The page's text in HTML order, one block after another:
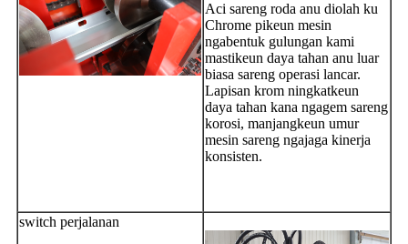
Aci sareng roda anu diolah ku
Chrome pikeun mesin
ngabentuk gulungan kami
mastikeun daya tahan anu luar
biasa sareng operasi lancar.
Lapisan krom ningkatkeun
daya tahan kana ngagem sareng
korosi, manjangkeun umur
mesin sareng ngajaga kinerja
konsisten.
switch perjalanan